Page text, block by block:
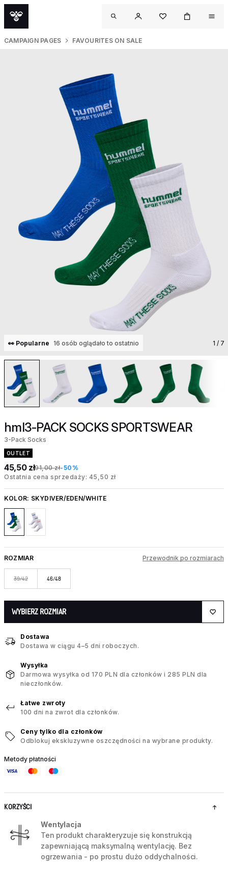
CAMPAIGN PAGES FAVOURITES ON SALE
👀 Popularne 16 osób oglądało to ostatnio 1 / 7
hml3-PACK SOCKS SPORTSWEAR
3-Pack Socks
OUTLET
45,50 zł91,00 zł-50%
Ostatnia cena sprzedaży: 45,50 zł
KOLOR: SKYDIVER/EDEN/WHITE
ROZMIAR Przewodnik po rozmiarach
39/42 46/48
WYBIERZ ROZMIAR
Dostawa
Dostawa w ciągu 4–5 dni roboczych.
Wysyłka
Darmowa wysyłka od 170 PLN dla członków i 285 PLN dla
nieczłonków.
Łatwe zwroty
100 dni na zwrot dla członków.
Ceny tylko dla członków
Odblokuj ekskluzywne oszczędności na wybrane produkty.
Metody płatności
KORZYŚCI
Wentylacja
Ten produkt charakteryzuje się konstrukcją
zapewniającą maksymalną wentylację. Bez
ogrzewania - po prostu dużo oddychalności.